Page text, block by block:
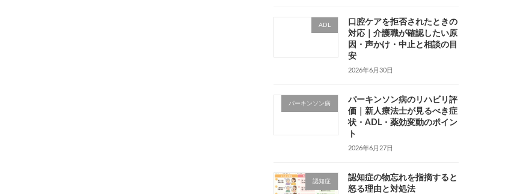
ADL
口腔ケアを拒否されたときの
対応｜介護職が確認したい原
因・声かけ・中止と相談の目
安
2026年6月30日
パーキンソン病
パーキンソン病のリハビリ評
価｜新人療法士が見るべき症
状・ADL・薬効変動のポイン
ト
2026年6月27日
認知症
認知症の物忘れを指摘すると
怒る理由と対処法